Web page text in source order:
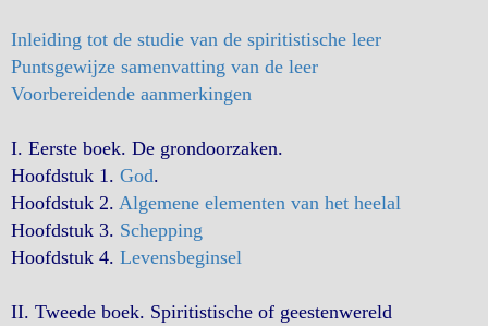
Inleiding tot de studie van de spiritistische leer
Puntsgewijze samenvatting van de leer
Voorbereidende aanmerkingen
I. Eerste boek. De grondoorzaken.
Hoofdstuk 1. God.
Hoofdstuk 2. Algemene elementen van het heelal
Hoofdstuk 3. Schepping
Hoofdstuk 4. Levensbeginsel
II. Tweede boek. Spiritistische of geestenwereld